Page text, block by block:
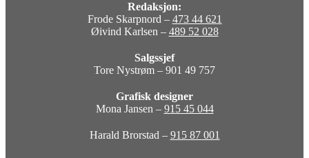
Redaksjon:
Frode Skarpnord – 473 44 621
Øivind Karlsen – 489 52 028
Salgssjef
Tore Nystrøm – 901 49 757
Grafisk designer
Mona Jansen – 915 45 044
Harald Brorstad – 915 87 001